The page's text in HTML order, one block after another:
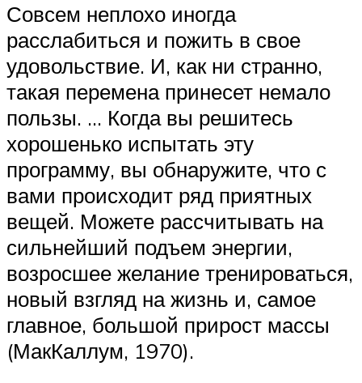
Совсем неплохо иногда
расслабиться и пожить в свое
удовольствие. И, как ни странно,
такая перемена принесет немало
пользы. … Когда вы решитесь
хорошенько испытать эту
программу, вы обнаружите, что с
вами происходит ряд приятных
вещей. Можете рассчитывать на
сильнейший подъем энергии,
возросшее желание тренироваться,
новый взгляд на жизнь и, самое
главное, большой прирост массы
(МакКаллум, 1970).